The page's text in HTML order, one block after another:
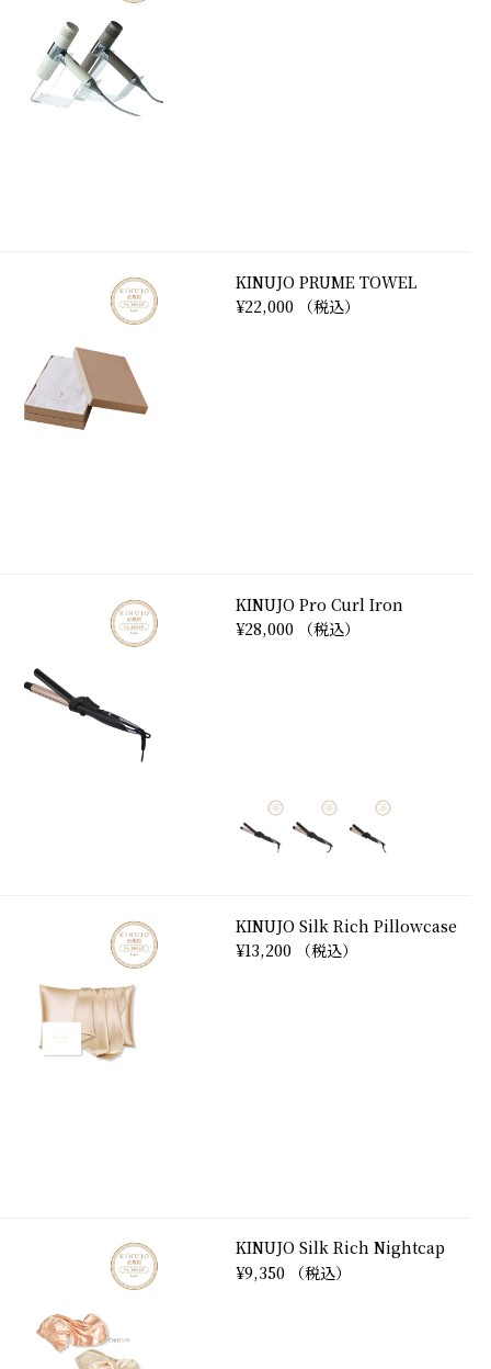
KINUJO PRUME TOWEL
¥22,000 （税込）
KINUJO Pro Curl Iron
¥28,000 （税込）
KINUJO Silk Rich Pillowcase
¥13,200 （税込）
KINUJO Silk Rich Nightcap
¥9,350 （税込）